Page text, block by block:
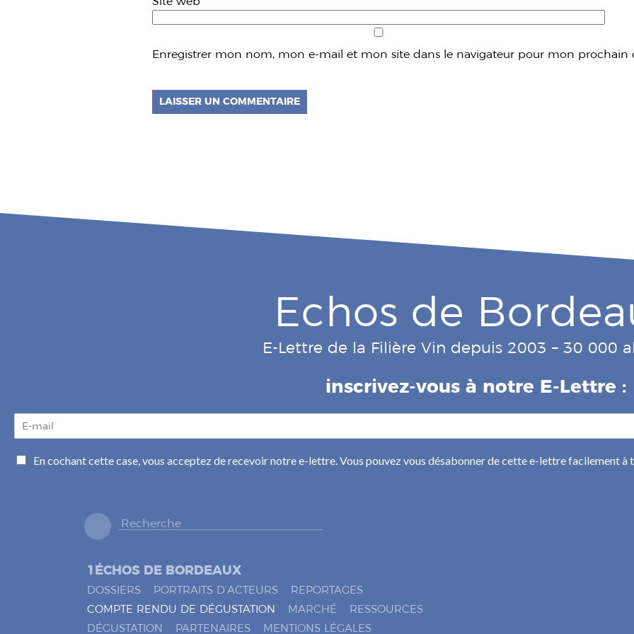
Enregistrer mon nom, mon e-mail et mon site dans le navigateur pour mon prochain
Echos de
E-Lettre de la Filière Vin depuis 2003 – 30 000
inscrivez-vous à notre E-Lettre :
a
C
En cochant cette case, vous acceptez de recevoir notre e-lettre. Vous pouvez vous désabonner de cette e-lettre facilement à
1ÉCHOS DE BORDEAUX
DOSSIERS PORTRAITS D’ACTEURS
REPORTAGES
COMPTE RENDU DE DÉGUSTATION
MARCHÉ
RESSOURCES
DÉGUSTATION
PARTENAIRES MENTIONS LÉGALES